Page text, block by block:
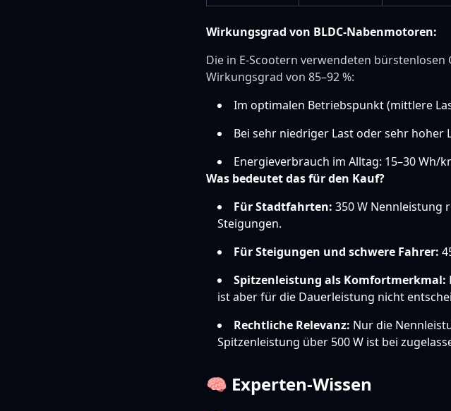
Wirkungsgrad von BLDC-Nabenmotoren:
Die in E-Scootern verwendeten
Wirkungsgrad von 85–92 %:
Im optimalen Betriebspunkt (mittlere
Bei sehr niedriger Last oder sehr hoher
Energieverbrauch im Alltag: 15–30 Wh/
Was bedeutet das für den Kauf?
Für Stadtfahrten: 350 W Nennleistung
Steigungen.
Für Steigungen und schwere Fahrer:
Spitzenleistung als Komfortmerkmal:
ist aber für die Dauerleistung nicht
Rechtliche Relevanz: Nur die
Spitzenleistung über 500 W ist bei
🧠 Experten-Wissen